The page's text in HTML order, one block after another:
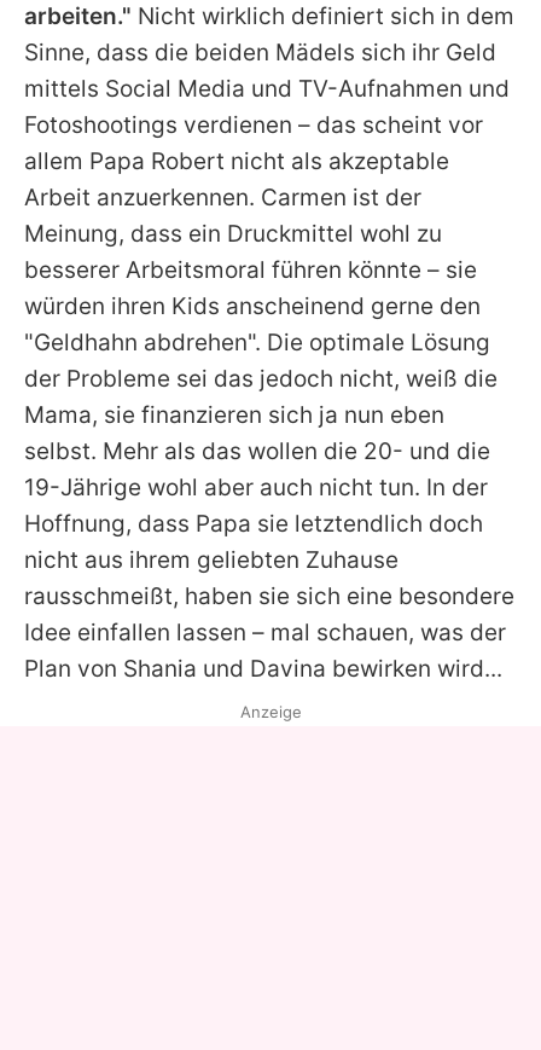
arbeiten." Nicht wirklich definiert sich in dem
Sinne, dass die beiden Mädels sich ihr Geld
mittels Social Media und TV-Aufnahmen und
Fotoshootings verdienen – das scheint vor
allem Papa Robert nicht als akzeptable
Arbeit anzuerkennen. Carmen ist der
Meinung, dass ein Druckmittel wohl zu
besserer Arbeitsmoral führen könnte – sie
würden ihren Kids anscheinend gerne den
"Geldhahn abdrehen". Die optimale Lösung
der Probleme sei das jedoch nicht, weiß die
Mama, sie finanzieren sich ja nun eben
selbst. Mehr als das wollen die 20- und die
19-Jährige wohl aber auch nicht tun. In der
Hoffnung, dass Papa sie letztendlich doch
nicht aus ihrem geliebten Zuhause
rausschmeißt, haben sie sich eine besondere
Idee einfallen lassen – mal schauen, was der
Plan von Shania und Davina bewirken wird...
Anzeige